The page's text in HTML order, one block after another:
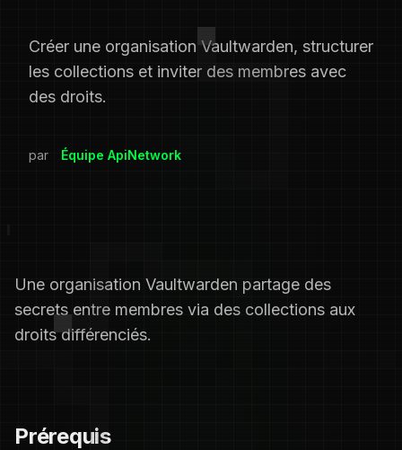
Créer une organisation Vaultwarden, structurer
les collections et inviter des membres avec
des droits.
par Équipe ApiNetwork
Une organisation Vaultwarden partage des
secrets entre membres via des collections aux
droits différenciés.
Prérequis